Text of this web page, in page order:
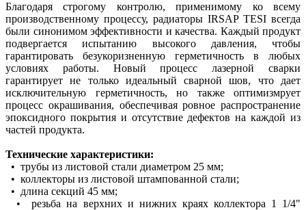
Благодаря строгому контролю, применимому ко всему
производственному процессу, радиаторы IRSAP TESI всегда
были синонимом эффективности и качества. Каждый продукт
подвергается испытанию высокого давления, чтобы
гарантировать безукоризненную герметичность в любых
условиях работы. Новый процесс лазерной сварки
гарантирует не только идеальный сварной шов, что дает
исключительную герметичность, но также оптимизмрует
процесс окрашивания, обеспечивая ровное распространение
эпоксидного покрытия и отсутствие дефектов на каждой из
частей продукта.
Технические характеристики:
• трубы из листовой стали диаметром 25 мм;
• коллекторы из листовой штампованной стали;
• длина секций 45 мм;
• резьба на верхних и нижних краях коллектора 1 1/4"